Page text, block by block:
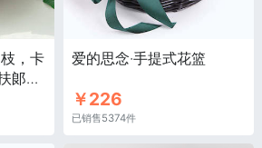
，卡
郞6
爱的思念·手提式花篮
￥226
已销售5374件